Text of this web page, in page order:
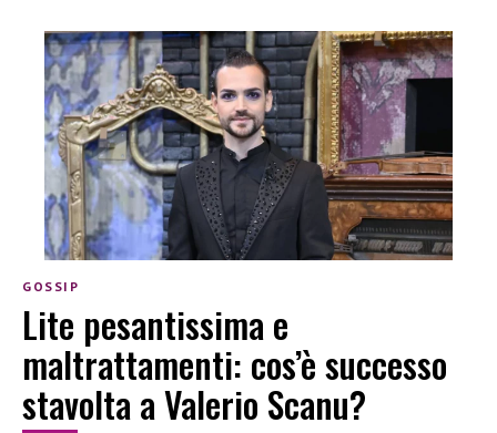
GOSSIP
Lite pesantissima e
maltrattamenti: cos’è successo
stavolta a Valerio Scanu?